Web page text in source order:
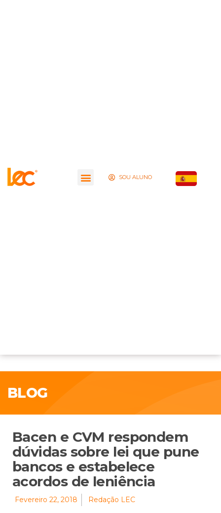
SOU ALUNO
BLOG
Bacen e CVM respondem
dúvidas sobre lei que pune
bancos e estabelece
acordos de leniência
Fevereiro 22, 2018 Redação LEC